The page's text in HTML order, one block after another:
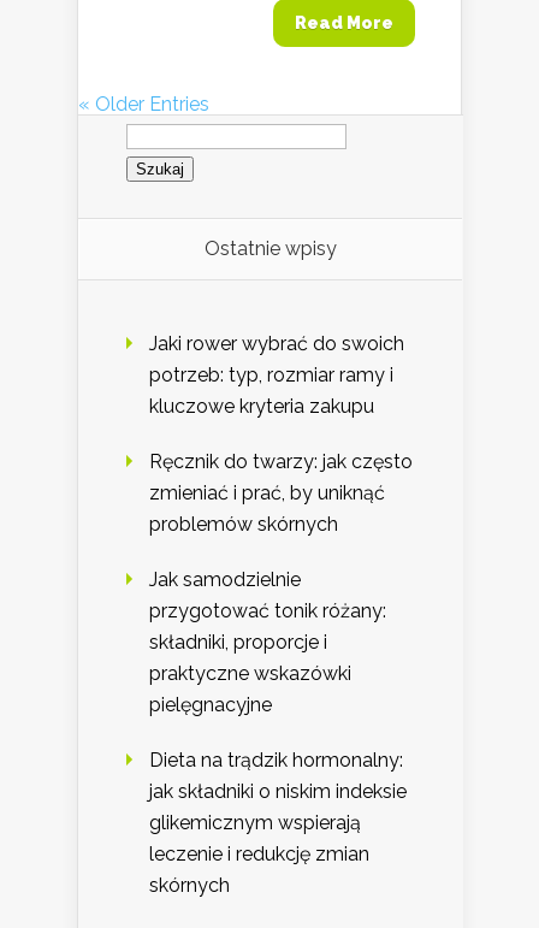
Read More
« Older Entries
Szukaj:
Ostatnie wpisy
Jaki rower wybrać do swoich
potrzeb: typ, rozmiar ramy i
kluczowe kryteria zakupu
Ręcznik do twarzy: jak często
zmieniać i prać, by uniknąć
problemów skórnych
Jak samodzielnie
przygotować tonik różany:
składniki, proporcje i
praktyczne wskazówki
pielęgnacyjne
Dieta na trądzik hormonalny:
jak składniki o niskim indeksie
glikemicznym wspierają
leczenie i redukcję zmian
skórnych